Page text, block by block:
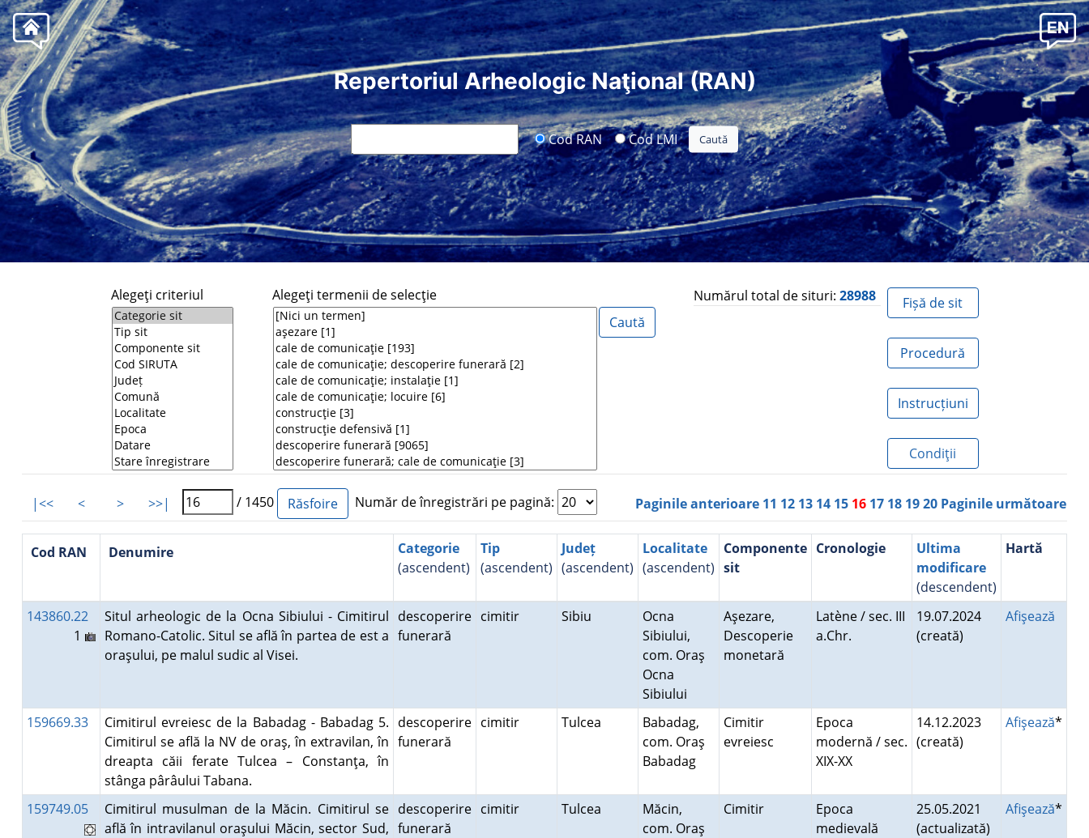
Repertoriul Arheologic Naţional (RAN)
Cod RAN Cod LMI
Alegeţi criteriul Alegeţi termenii de selecţie Numărul total de situri: 28988 Fișă de sit
Procedură
Instrucțiuni
Condiţii
|<< < > >>| / 1450 Număr de înregistrări pe pagină: Paginile anterioare 11 12 13 14 15 16 17 18 1920 Paginile următoare
Cod RAN Denumire
Categorie
(ascendent)
Tip
(ascendent)
Județ
(ascendent)
Localitate
(ascendent)
Componente
sit
Cronologie
Ultima
modificare
(descendent)
Hartă
143860.22
1
Situl arheologic de la Ocna Sibiului - Cimitirul
Romano-Catolic. Situl se află în partea de est a
oraşului, pe malul sudic al Visei.
descoperire
funerară
cimitir Sibiu
Ocna
Sibiului,
com. Oraş
Ocna
Sibiului
Aşezare,
Descoperie
monetară
Latène / sec. III
a.Chr.
19.07.2024
(creată)
Afişează
159669.33
Cimitirul evreiesc de la Babadag - Babadag 5.
Cimitirul se află la NV de oraş, în extravilan, în
dreapta căii ferate Tulcea – Constanţa, în
stânga pârâului Tabana.
descoperire
funerară
cimitir Tulcea
Babadag,
com. Oraş
Babadag
Cimitir
evreiesc
Epoca
modernă / sec.
XIX-XX
14.12.2023
(creată)
Afişează*
159749.05
Cimitirul musulman de la Măcin. Cimitirul se
află în intravilanul oraşului Măcin, sector Sud,
descoperire
funerară
cimitir Tulcea
Măcin,
com. Oraş
Cimitir
Epoca
medievală
25.05.2021
(actualizată)
Afişează*